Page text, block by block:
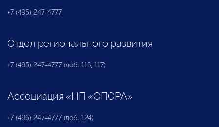
+7 (495) 247-4777
Отдел регионального развития
+7 (495) 247-4777 (доб. 116, 117)
Ассоциация «НП «ОПОРА»
+7 (495) 247-4777 (доб. 124)